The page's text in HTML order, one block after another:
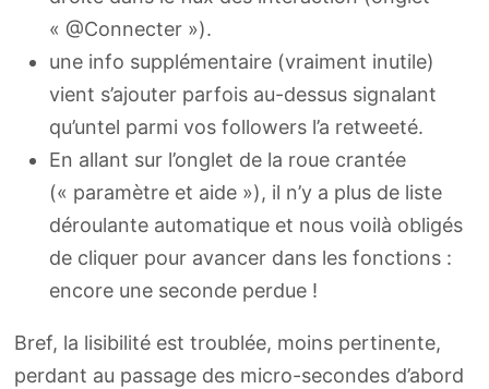
« @Connecter »).
une info supplémentaire (vraiment inutile)
vient s’ajouter parfois au-dessus signalant
qu’untel parmi vos followers l’a retweeté.
En allant sur l’onglet de la roue crantée
(« paramètre et aide »), il n’y a plus de liste
déroulante automatique et nous voilà obligés
de cliquer pour avancer dans les fonctions :
encore une seconde perdue !
Bref, la lisibilité est troublée, moins pertinente,
perdant au passage des micro-secondes d’abord